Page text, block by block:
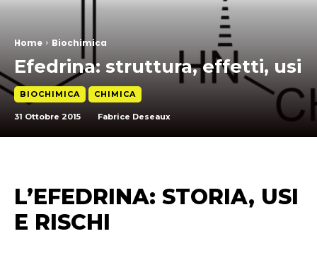
Home Biochimica
Efedrina: struttura, effetti, usi
BIOCHIMICA CHIMICA
31 Ottobre 2015 Fabrice Deseaux
L’EFEDRINA: STORIA, USI
E RISCHI